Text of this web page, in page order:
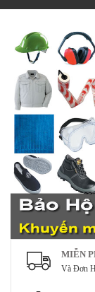
MIỄN
Và Đơn